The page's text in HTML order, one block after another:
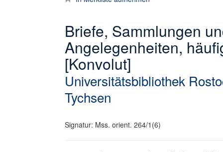
Briefe, Sammlungen
Angelegenheiten,
[Konvolut]
Universitätsbibliothek
Tychsen
Signatur: Mss. orient. 264/1(6)